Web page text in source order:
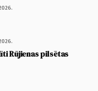
Rūjienas pilsētas